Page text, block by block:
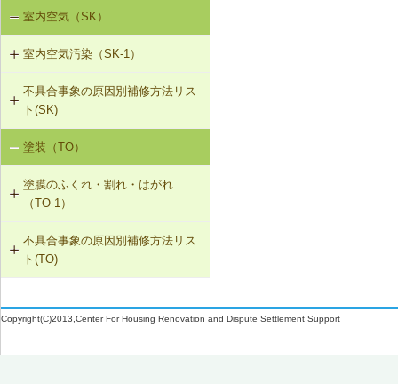
室内空気（SK）
室内空気汚染（SK-1）
SK-1-001 給排気口の位置の変更
SK-1-002 ダクトの増設
SK-1-004 通気措置を講じた建具へ
の交換
SK-1-003 換気ファンの交換
不具合事象の原因別補修方法リス
ト(SK)
室内空気の汚染（SK-1）
塗装（TO）
塗膜のふくれ・割れ・はがれ
（TO-1）
TO-1-001 外壁の塗料の塗替え(コン
クリート系下地)
下地)
不具合事象の原因別補修方法リス
ト(TO)
1）
Copyright(C)2013,Center For Housing Renovation and Dispute Settlement Support